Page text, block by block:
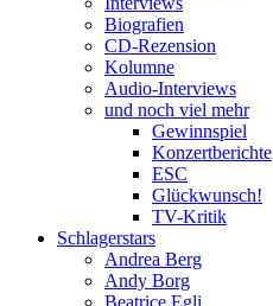
Biografien
CD-Rezension
Kolumne
Audio-Interviews
und noch viel mehr
Gewinnspiel
Konzertberichte
ESC
Glückwunsch!
TV-Kritik
Schlagerstars
Andrea Berg
Andy Borg
Beatrice Egli